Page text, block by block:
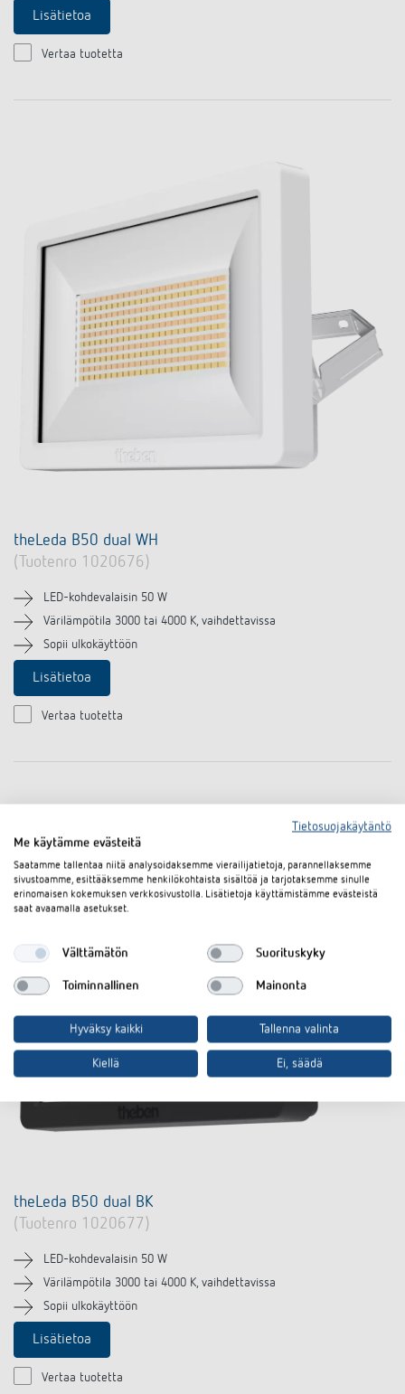
Lisätietoa
Vertaa tuotetta
theLeda B50 dual WH
(Tuotenro 1020676)
LED-kohdevalaisin 50 W
Värilämpötila 3000 tai 4000 K, vaihdettavissa
Sopii ulkokäyttöön
Lisätietoa
Vertaa tuotetta
theLeda B50 dual BK
(Tuotenro 1020677)
LED-kohdevalaisin 50 W
Värilämpötila 3000 tai 4000 K, vaihdettavissa
Sopii ulkokäyttöön
Lisätietoa
Vertaa tuotetta
Tietosuojakäytäntö
Me käytämme evästeitä
Saatamme tallentaa niitä analysoidaksemme vierailijatietoja, parannellaksemme
sivustoamme, esittääksemme henkilökohtaista sisältöä ja tarjotaksemme sinulle
erinomaisen kokemuksen verkkosivustolla. Lisätietoja käyttämistämme evästeistä
saat avaamalla asetukset.
Välttämätön Suorituskyky
Toiminnallinen Mainonta
Hyväksy kaikki Tallenna valinta
Kiellä Ei, säädä